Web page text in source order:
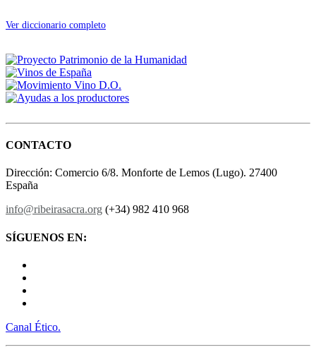
Ver diccionario completo
CONTACTO
Dirección: Comercio 6/8. Monforte de Lemos (Lugo). 27400
España
info@ribeirasacra.org (+34) 982 410 968
SÍGUENOS EN:
Canal Ético.